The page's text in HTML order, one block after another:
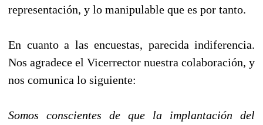
representación, y lo manipulable que es por tanto.
En cuanto a las encuestas, parecida indiferencia.
Nos agradece el Vicerrector nuestra colaboración, y
nos comunica lo siguiente:
Somos conscientes de que la implantación del